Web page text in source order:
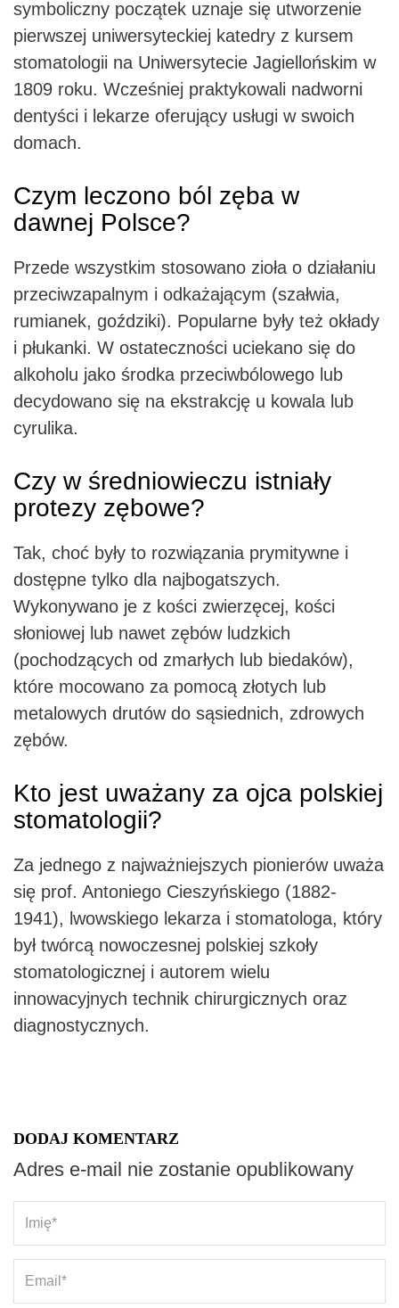
symboliczny początek uznaje się utworzenie
pierwszej uniwersyteckiej katedry z kursem
stomatologii na Uniwersytecie Jagiellońskim w
1809 roku. Wcześniej praktykowali nadworni
dentyści i lekarze oferujący usługi w swoich
domach.
Czym leczono ból zęba w
dawnej Polsce?
Przede wszystkim stosowano zioła o działaniu
przeciwzapalnym i odkażającym (szałwia,
rumianek, goździki). Popularne były też okłady
i płukanki. W ostateczności uciekano się do
alkoholu jako środka przeciwbólowego lub
decydowano się na ekstrakcję u kowala lub
cyrulika.
Czy w średniowieczu istniały
protezy zębowe?
Tak, choć były to rozwiązania prymitywne i
dostępne tylko dla najbogatszych.
Wykonywano je z kości zwierzęcej, kości
słoniowej lub nawet zębów ludzkich
(pochodzących od zmarłych lub biedaków),
które mocowano za pomocą złotych lub
metalowych drutów do sąsiednich, zdrowych
zębów.
Kto jest uważany za ojca polskiej
stomatologii?
Za jednego z najważniejszych pionierów uważa
się prof. Antoniego Cieszyńskiego (1882-
1941), lwowskiego lekarza i stomatologa, który
był twórcą nowoczesnej polskiej szkoły
stomatologicznej i autorem wielu
innowacyjnych technik chirurgicznych oraz
diagnostycznych.
DODAJ KOMENTARZ
Adres e-mail nie zostanie opublikowany